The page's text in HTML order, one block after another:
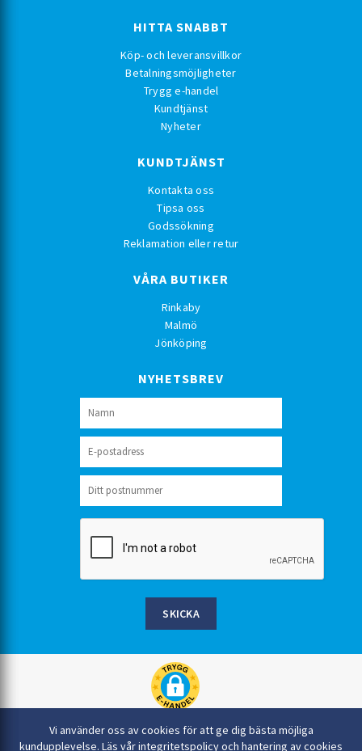
Vi använder oss av cookies för att ge dig bästa möjliga
kundupplevelse. Läs vår integritetspolicy och hantering av cookies
HITTA SNABBT
Köp- och leveransvillkor
Betalningsmöjligheter
Trygg e-handel
Kundtjänst
Nyheter
KUNDTJÄNST
Kontakta oss
Tipsa oss
Godssökning
Reklamation eller retur
VÅRA BUTIKER
Rinkaby
Malmö
Jönköping
NYHETSBREV
SKICKA
Rinkaby Rör AB, Box 54, 296 21 Åhus
044-22 54 90